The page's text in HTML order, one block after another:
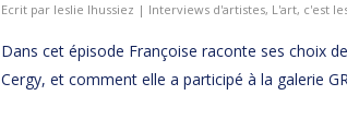
Ecrit par leslie lhussiez | Interviews d'artistes, L'art, c'est
Dans cet épisode Françoise raconte ses choix
Cergy, et comment elle a participé à la galerie